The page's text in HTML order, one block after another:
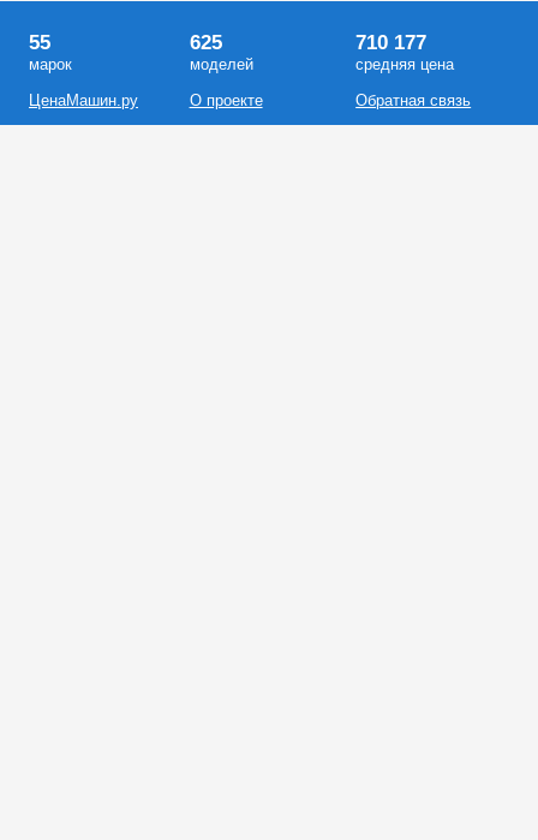
55
марок
ЦенаМашин.ру
625
моделей
О проекте
710 177
средняя цена
Обратная связь